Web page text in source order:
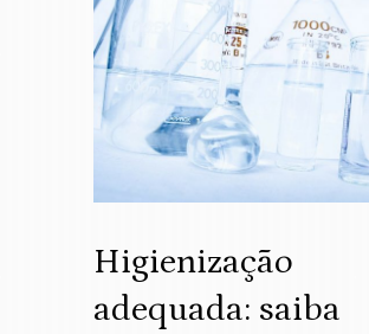
Higienização
adequada: saiba